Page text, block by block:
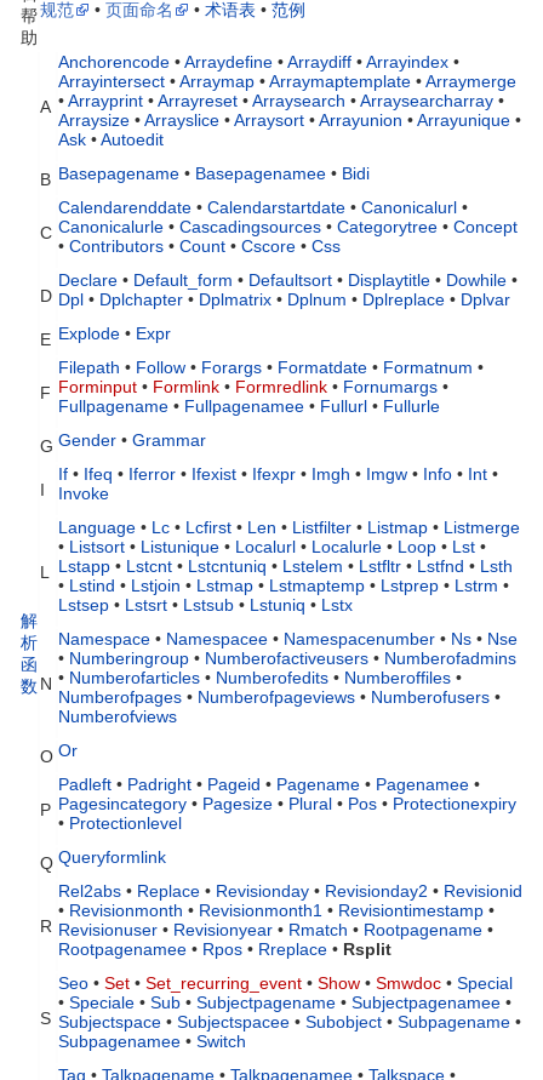
帮
助
规范
• 页面命名 • 术语表 • 范例
解
析
函
数
A
Anchorencode •Arraydefine •Arraydiff •Arrayindex •
Arrayintersect •Arraymap •Arraymaptemplate •Arraymerge
•Arrayprint •Arrayreset •Arraysearch •Arraysearcharray •
Arraysize •Arrayslice •Arraysort •Arrayunion •Arrayunique •
Ask •Autoedit
B Basepagename • Basepagenamee • Bidi
C
Calendarenddate • Calendarstartdate • Canonicalurl •
Canonicalurle • Cascadingsources • Categorytree • Concept
• Contributors • Count • Cscore • Css
D
Declare • Default_form • Defaultsort • Displaytitle • Dowhile •
Dpl • Dplchapter • Dplmatrix • Dplnum • Dplreplace • Dplvar
E Explode • Expr
F
Filepath • Follow • Forargs • Formatdate • Formatnum •
Forminput • Formlink • Formredlink • Fornumargs •
Fullpagename • Fullpagenamee • Fullurl • Fullurle
G Gender • Grammar
I
If • Ifeq • Iferror • Ifexist • Ifexpr • Imgh • Imgw • Info • Int •
Invoke
L
Language • Lc • Lcfirst • Len • Listfilter • Listmap • Listmerge
• Listsort • Listunique • Localurl • Localurle • Loop • Lst •
Lstapp • Lstcnt • Lstcntuniq • Lstelem • Lstfltr • Lstfnd • Lsth
• Lstind • Lstjoin • Lstmap • Lstmaptemp • Lstprep • Lstrm •
Lstsep • Lstsrt • Lstsub • Lstuniq • Lstx
N
Namespace • Namespacee • Namespacenumber • Ns • Nse
• Numberingroup • Numberofactiveusers • Numberofadmins
• Numberofarticles • Numberofedits • Numberoffiles •
Numberofpages • Numberofpageviews • Numberofusers •
Numberofviews
O Or
P
Padleft • Padright • Pageid • Pagename • Pagenamee •
Pagesincategory • Pagesize • Plural • Pos • Protectionexpiry
• Protectionlevel
Q Queryformlink
R
Rel2abs • Replace • Revisionday • Revisionday2 • Revisionid
• Revisionmonth • Revisionmonth1 • Revisiontimestamp •
Revisionuser • Revisionyear • Rmatch • Rootpagename •
Rootpagenamee • Rpos • Rreplace • Rsplit
S
Seo • Set • Set_recurring_event • Show • Smwdoc • Special
• Speciale • Sub • Subjectpagename • Subjectpagenamee •
Subjectspace • Subjectspacee • Subobject • Subpagename •
Subpagenamee • Switch
Tag • Talkpagename • Talkpagenamee • Talkspace •